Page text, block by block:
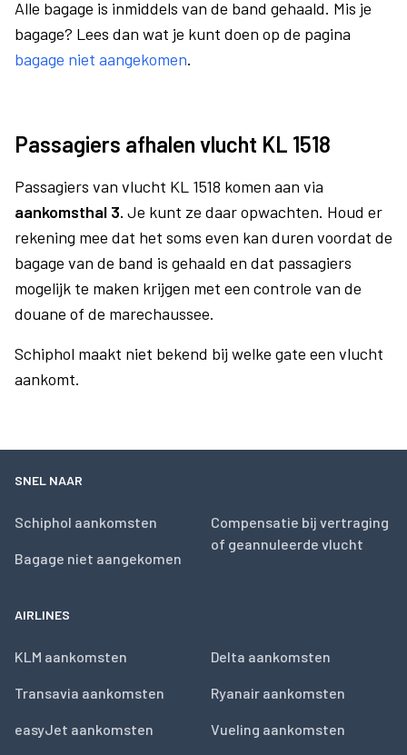
Alle bagage is inmiddels van de band gehaald. Mis je
bagage? Lees dan wat je kunt doen op de pagina
bagage niet aangekomen.
Passagiers afhalen vlucht KL 1518
Passagiers van vlucht KL 1518 komen aan via
aankomsthal 3. Je kunt ze daar opwachten. Houd er
rekening mee dat het soms even kan duren voordat de
bagage van de band is gehaald en dat passagiers
mogelijk te maken krijgen met een controle van de
douane of de marechaussee.
Schiphol maakt niet bekend bij welke gate een vlucht
aankomt.
SNEL NAAR
Schiphol aankomsten
Bagage niet aangekomen
Compensatie bij vertraging
of geannuleerde vlucht
AIRLINES
KLM aankomsten
Transavia aankomsten
easyJet aankomsten
Delta aankomsten
Ryanair aankomsten
Vueling aankomsten